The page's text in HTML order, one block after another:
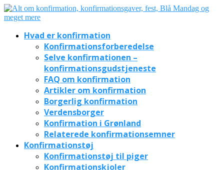
Hvad er konfirmation
Konfirmationsforberedelse
Selve konfirmationen –
konfirmationsgudstjeneste
FAQ om konfirmation
Artikler om konfirmation
Borgerlig konfirmation
Verdensborger
Konfirmation i Grønland
Relaterede konfirmationsemner
Konfirmationstøj
Konfirmationstøj til piger
Konfirmationskjoler